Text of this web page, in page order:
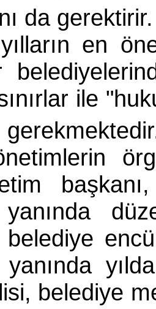
da
en
ile
yanında
belediye
yanında
belediye